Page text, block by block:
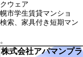
ウェア
市学生賃貸マンショ
索、家具付き短期マン
株式会社アパマンプラ